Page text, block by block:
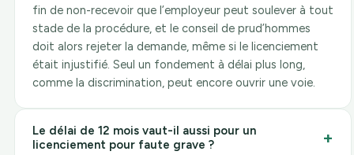
fin de non-recevoir que l’employeur peut soulever à tout
stade de la procédure, et le conseil de prud’hommes
doit alors rejeter la demande, même si le licenciement
était injustifié. Seul un fondement à délai plus long,
comme la discrimination, peut encore ouvrir une voie.
Le délai de 12 mois vaut-il aussi pour un
licenciement pour faute grave ?
+